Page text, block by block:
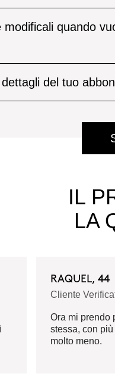
quando
del tuo
IL
LA
RAQUEL, 44
Cliente
Ora mi prendo
stessa, con
molto meno.